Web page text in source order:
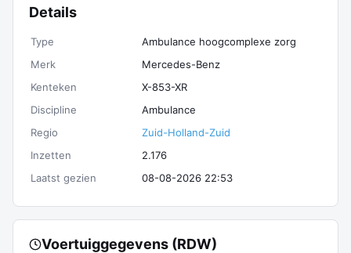
Details
Type
Ambulance hoogcomplexe zorg
Merk
Mercedes-Benz
Kenteken
X-853-XR
Discipline
Ambulance
Regio
Zuid-Holland-Zuid
Inzetten
2.176
Laatst gezien
08-08-2026 22:53
Voertuiggegevens (RDW)